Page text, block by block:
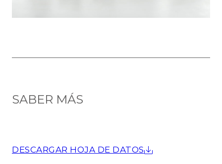
SABER MÁS
DESCARGAR HOJA DE DATOS